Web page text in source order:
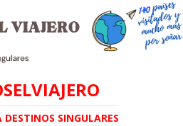
SINGULARES